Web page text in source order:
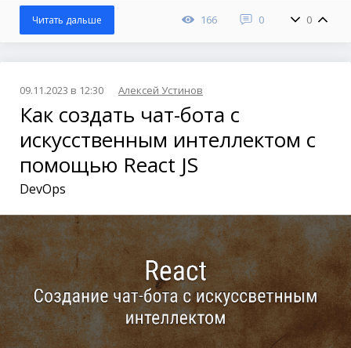
166 0 0
Читать дальше
09.11.2023 в 12:30 Алексей Устинов
Как создать чат-бота с
искусственным интеллектом с
помощью React JS
DevOps